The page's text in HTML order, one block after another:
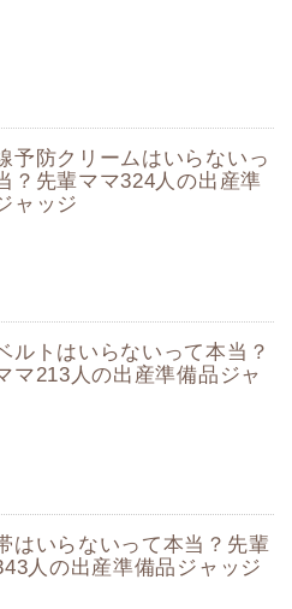
予防クリームはいらないっ
？先輩ママ324人の出産準
ャッジ
ルトはいらないって本当？
マ213人の出産準備品ジャ
はいらないって本当？先輩
人の出産準備品ジャッジ